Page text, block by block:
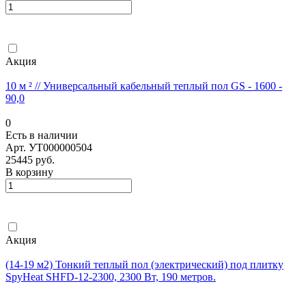
Акция
10 м ² // Универсальный кабельный теплый пол GS - 1600 -
90,0
0
Есть в наличии
Арт. УТ000000504
25445 руб.
В корзину
Акция
(14-19 м2) Тонкий теплый пол (электрический) под плитку
SpyHeat SHFD-12-2300, 2300 Вт, 190 метров.